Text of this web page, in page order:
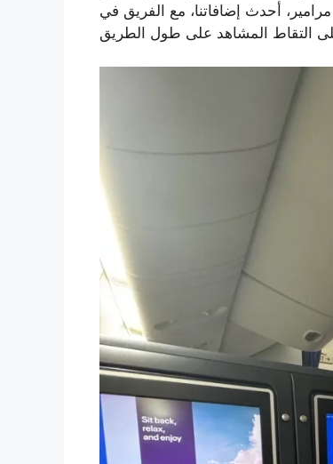
أحدث إضافاتنا، مع الفريق في